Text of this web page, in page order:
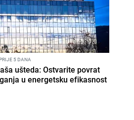
5 DANA
ušteda: Ostvarite povrat
u energetsku efikasnost